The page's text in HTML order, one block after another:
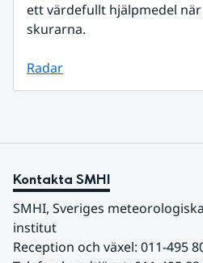
ett värdefullt hjälpmedel
skurarna.
Radar
Kontakta SMHI
SMHI, Sveriges
institut
Reception och växel: 011-495